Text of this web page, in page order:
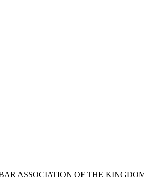
ASSOCIATION OF THE